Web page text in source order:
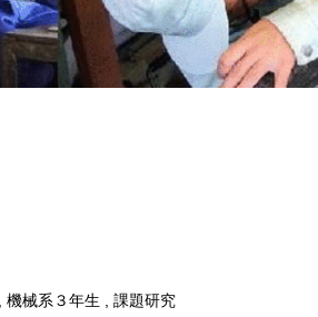
,機械系３年生 ,課題研究